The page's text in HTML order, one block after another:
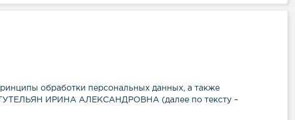
обработки персональных данных, а также
ИРИНА АЛЕКСАНДРОВНА (далее по тексту –